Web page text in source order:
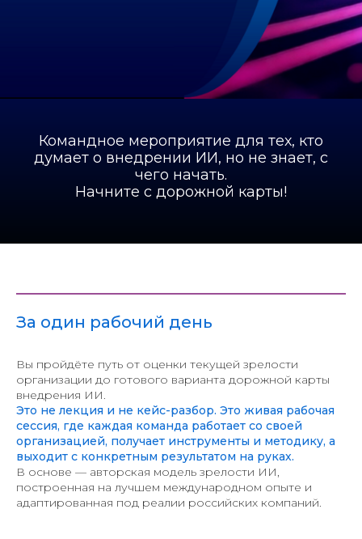
Командное мероприятие для тех, кто
думает о внедрении ИИ, но не знает, с
чего начать.
Начните с дорожной карты!
За один рабочий день
Вы пройдёте путь от оценки текущей зрелости
организации до готового варианта дорожной карты
внедрения ИИ.
Это не лекция и не кейс-разбор. Это живая рабочая
сессия, где каждая команда работает со своей
организацией, получает инструменты и методику, а
выходит с конкретным результатом на руках.
В основе — авторская модель зрелости ИИ,
построенная на лучшем международном опыте и
адаптированная под реалии российских компаний.